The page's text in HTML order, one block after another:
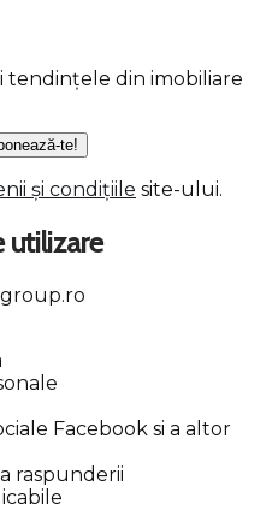
tendințele din imobiliare
și condițiile site-ului.
utilizare
Facebook si a altor
raspunderii